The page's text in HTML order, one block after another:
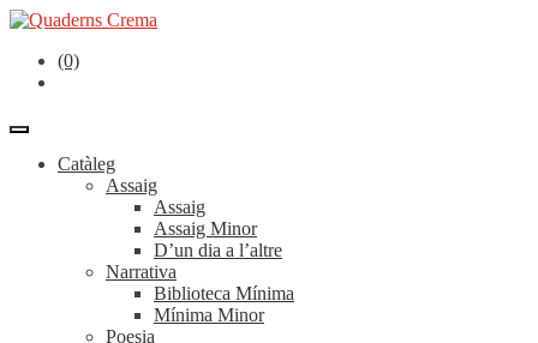
(0)
Catàleg
Assaig
Assaig
Assaig Minor
D’un dia a l’altre
Narrativa
Biblioteca Mínima
Mínima Minor
Poesia